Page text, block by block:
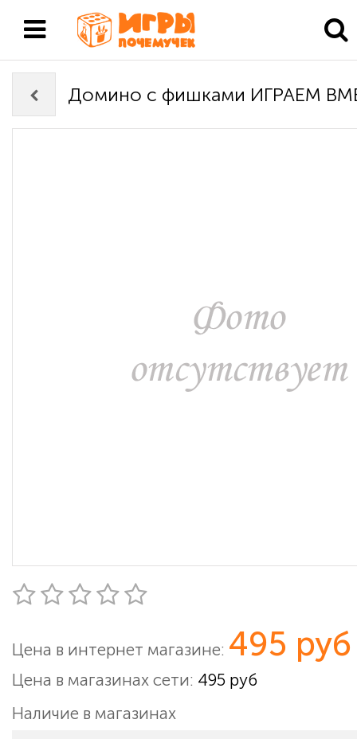
Домино с фишками ИГРАЕМ
Цена в интернет магазине: 495 руб
Цена в магазинах сети: 495 руб
Наличие в магазинах